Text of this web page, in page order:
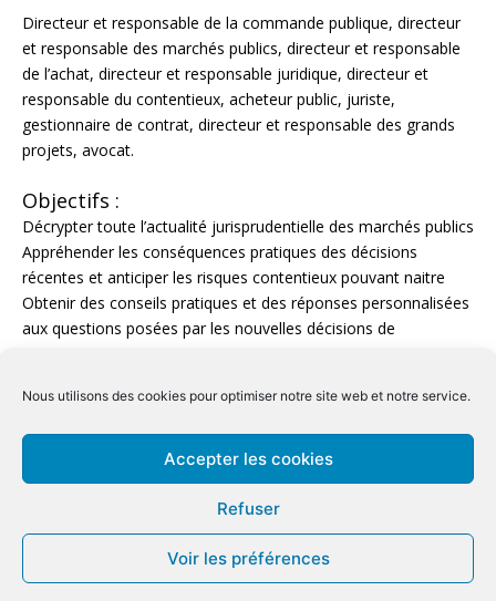
Nous utilisons des cookies pour optimiser notre site web et notre service.
Accepter les cookies
Refuser
Voir les préférences
Directeur et responsable de la commande publique, directeur
et responsable des marchés publics, directeur et responsable
de l’achat, directeur et responsable juridique, directeur et
responsable du contentieux, acheteur public, juriste,
gestionnaire de contrat, directeur et responsable des grands
projets, avocat.
Objectifs :
Décrypter toute l’actualité jurisprudentielle des marchés publics
Appréhender les conséquences pratiques des décisions
récentes et anticiper les risques contentieux pouvant naitre
Obtenir des conseils pratiques et des réponses personnalisées
aux questions posées par les nouvelles décisions de
Conditions générale de ventes Inter|Conditions générale de
Conditions générale spécifiques distanciel
Mentions légales|
Qualiopi
Copyright © 2026 CFPA